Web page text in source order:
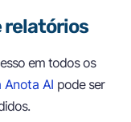
relatórios
em todos os
AI pode ser